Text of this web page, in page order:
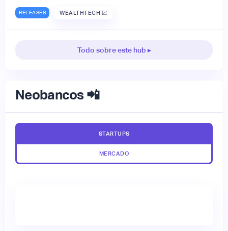
RELEASES WEALTHTECH 📈
Todo sobre este hub ▸
Neobancos 📲
STARTUPS
MERCADO